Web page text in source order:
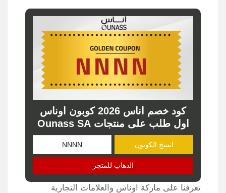
كود خصم اناس 2026 كوبون اوناس
اول طلب على منتجات Ounass SA
انسخ الكوبون
الذهاب للمتجر
تعرفنا على ماركة اوناس والعلامات التجارية